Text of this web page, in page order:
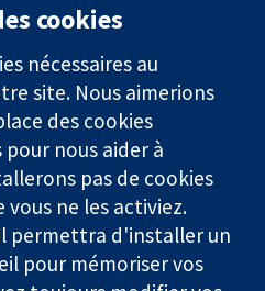
Uni
nous
Actualités
Service de
presse
Qui sommes-
nous
Offres
d'emploi
Library
cookies
nécessaires au
site. Nous aimerions
des cookies
nous aider à
pas de cookies
ne les activiez.
permettra d'installer un
pour mémoriser vos